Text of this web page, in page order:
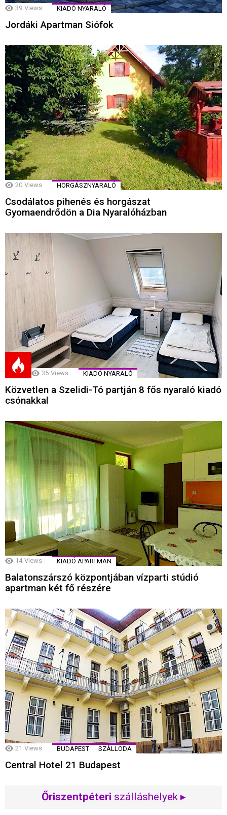
39 Views KIADÓ NYARALÓ
Jordáki Apartman Siófok
20 Views HORGÁSZNYARALÓ
Csodálatos pihenés és horgászat
Gyomaendrődön a Dia Nyaralóházban
35 Views KIADÓ NYARALÓ
Közvetlen a Szelidi-Tó partján 8 fős nyaraló kiadó
csónakkal
14 Views KIADÓ APARTMAN
Balatonszárszó központjában vízparti stúdió
apartman két fő részére
21 Views BUDAPEST SZÁLLODA
Central Hotel 21 Budapest
Őriszentpéteri szálláshelyek ▸